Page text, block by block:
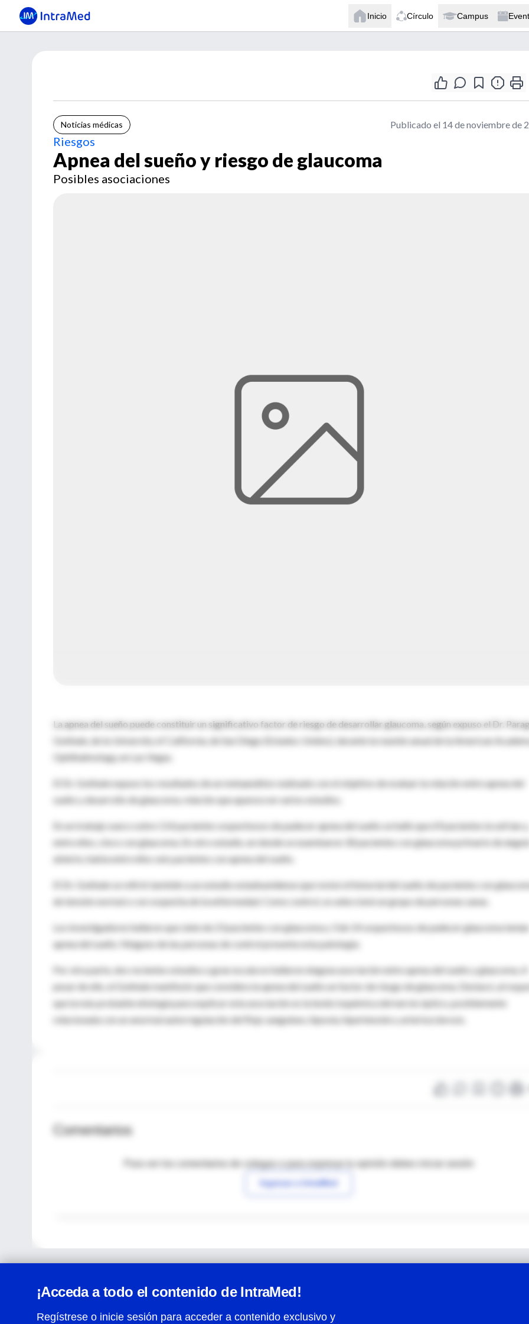
Inicio Círculo Campus
Noticias médicas Publicado el 14 de noviembre de
Riesgos
Apnea del sueño y riesgo de glaucoma
Posibles asociaciones
La apnea del sueño puede constituir un significativo factor de riesgo de desarrollar glaucoma, según expuso el Dr. Parag
Gokhale, de la University of California, de San Diego (Estados Unidos), durante la reunión anual de la American
Ophthalmology, en Las Vegas.
El Dr. Gokhale expuso los resultados de un metaanálisis realizado con el objetivo de evaluar la relación entre apnea del
sueño y desarrollo de glaucoma, relación que aparece en varios estudios.
En un trabajo sueco sobre 114 pacientes sospechosos de padecer apnea del sueño se halló que 69 pacientes la sufrían y,
entre ellos, cinco con glaucoma. En otro estudio, en donde se examinaron 30 pacientes con glaucoma primario de ángulo
abierto, había entre ellos seis pacientes con apnea del sueño.
El Dr. Gokhale se refirió también a un estudio estadounidense que revisó el historial del sueño de pacientes con
de tensión normal o con sospecha de la enfermedad. Como control, se seleccionó un grupo de personas sanas.
Los investigadores hallaron que siete de 23 pacientes con glaucoma y 3 de 14 sospechosos de padecer glaucoma tenían
apnea del sueño. Ninguno de las personas de control presenta esta patología.
Por otra parte, dos recientes estudios a gran escala no hallaron ninguna asociación entre apnea del sueño y glaucoma. A
pesar de ello, el Gokhale manifestó que considera la apnea del sueño un factor de riesgo de glaucoma. Destacó, al
que la más probable etiología para explicar esta asociación es la lesión isquémica del nervio óptico, posiblemente
relacionada con un anormal autorregulación del flujo sanguíneo, hipoxia, hipertensión y arteriosclerosis.
Comentarios
Para ver los comentarios de colegas o para expresar tu opinión debes iniciar sesión
Ingresar a IntraMed
¡Acceda a todo el contenido de IntraMed!
Regístrese o inicie sesión para acceder a contenido exclusivo y